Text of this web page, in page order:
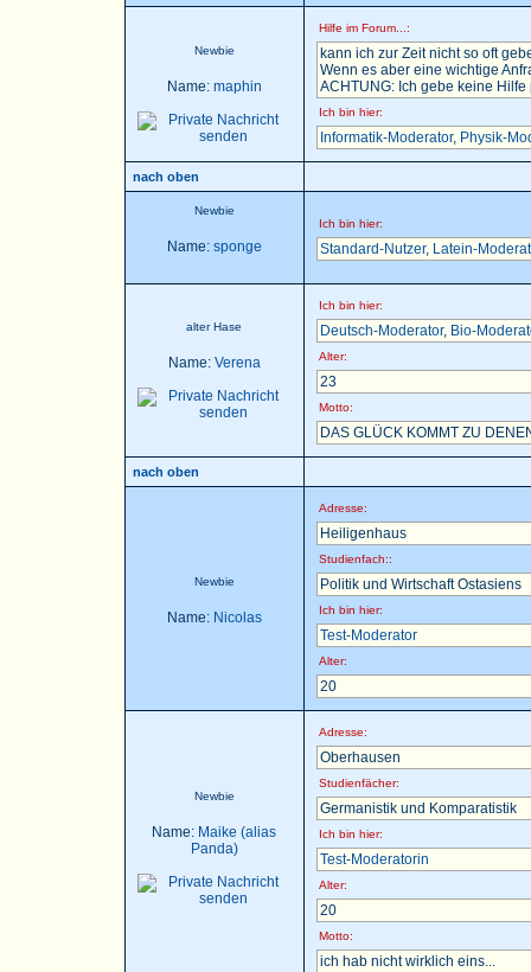
Newbie
Name: maphin
Hilfe im Forum...:
kann ich zur Zeit nicht so oft
Wenn es aber eine wichtige
ACHTUNG: Ich gebe keine
Ich bin hier:
Informatik-Moderator, Physik-
nach oben
Newbie
Name: sponge
Ich bin hier:
Standard-Nutzer, Latein-
alter Hase
Name: Verena
Ich bin hier:
Deutsch-Moderator, Bio-
Alter:
23
Motto:
DAS GLÜCK KOMMT ZU
nach oben
Newbie
Name: Nicolas
Adresse:
Heiligenhaus
Studienfach::
Politik und Wirtschaft Ostasiens
Ich bin hier:
Test-Moderator
Alter:
20
Newbie
Name: Maike (alias
Panda)
Adresse:
Oberhausen
Studienfächer:
Germanistik und Komparatistik
Ich bin hier:
Test-Moderatorin
Alter:
20
Motto:
ich hab nicht wirklich eins...